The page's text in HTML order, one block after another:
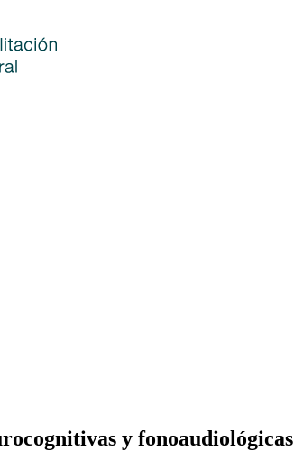
y fonoaudiológicas